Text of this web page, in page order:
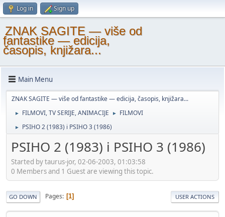
Log in Sign up
ZNAK SAGITE — više od
fantastike — edicija,
časopis, knjižara...
Main Menu
ZNAK SAGITE — više od fantastike — edicija, časopis, knjižara...
► FILMOVI, TV SERIJE, ANIMACIJE ► FILMOVI
► PSIHO 2 (1983) i PSIHO 3 (1986)
PSIHO 2 (1983) i PSIHO 3 (1986)
Started by taurus-jor, 02-06-2003, 01:03:58
0 Members and 1 Guest are viewing this topic.
GO DOWN Pages 1 USER ACTIONS